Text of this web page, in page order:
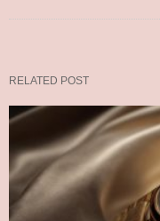
RELATED POST